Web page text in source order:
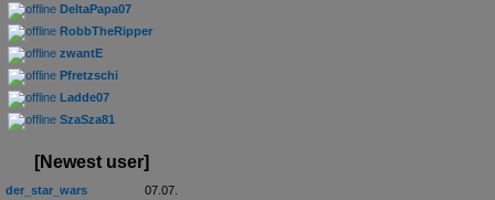
DeltaPapa07
RobbTheRipper
zwantE
Pfretzschi
Ladde07
SzaSza81
[Newest user]
der_star_wars
07.07.